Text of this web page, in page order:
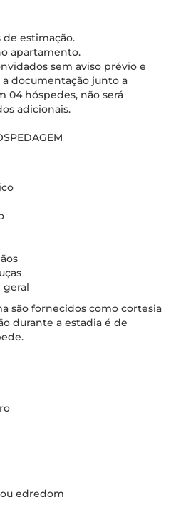
estimação.
apartamento.
sem aviso prévio e
documentação junto a
04 hóspedes, não será
adicionais.
geral
são fornecidos como cortesia
durante a estadia é de
edredom